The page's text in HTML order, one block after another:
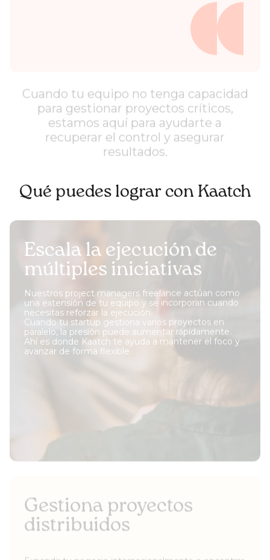
Cuando tu equipo no tenga capacidad
para gestionar proyectos críticos,
estamos aquí para ayudarte a
recuperar el control y asegurar
resultados.
Qué puedes lograr con Kaatch
Escala la ejecución de
múltiples iniciativas
Nuestros project managers freelance actúan como
una extensión de tu equipo y se incorporan cuando
necesitas reforzar la ejecución.
Cuando tu startup gestiona varios proyectos en
paralelo, la presión puede aumentar rápidamente.
Ahí es donde Kaatch te ayuda a mantener el foco y
avanzar de forma flexible.
Gestiona proyectos
distribuidos